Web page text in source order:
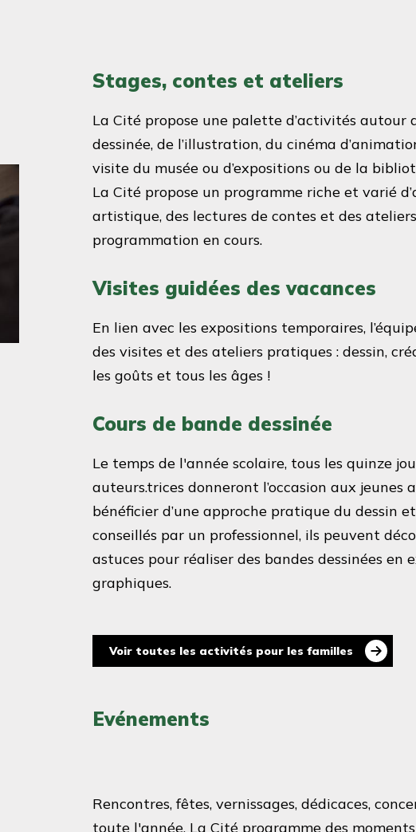
Stages, contes et ateliers
La Cité propose une palette d’activités autour
dessinée, de l’illustration, du cinéma
visite du musée ou d’expositions ou de la
La Cité propose un programme riche et varié
artistique, des lectures de contes et des
programmation en cours.
Visites guidées des vacances
En lien avec les expositions temporaires,
des visites et des ateliers pratiques : dessin,
les goûts et tous les âges !
Cours de bande dessinée
Le temps de l'année scolaire, tous les quinze
auteurs.trices donneront l’occasion aux jeunes
bénéficier d’une approche pratique du dessin
conseillés par un professionnel, ils peuvent
astuces pour réaliser des bandes dessinées
graphiques.
Voir toutes les activités pour les familles
Evénements
Rencontres, fêtes, vernissages, dédicaces,
toute l'année, La Cité programme des